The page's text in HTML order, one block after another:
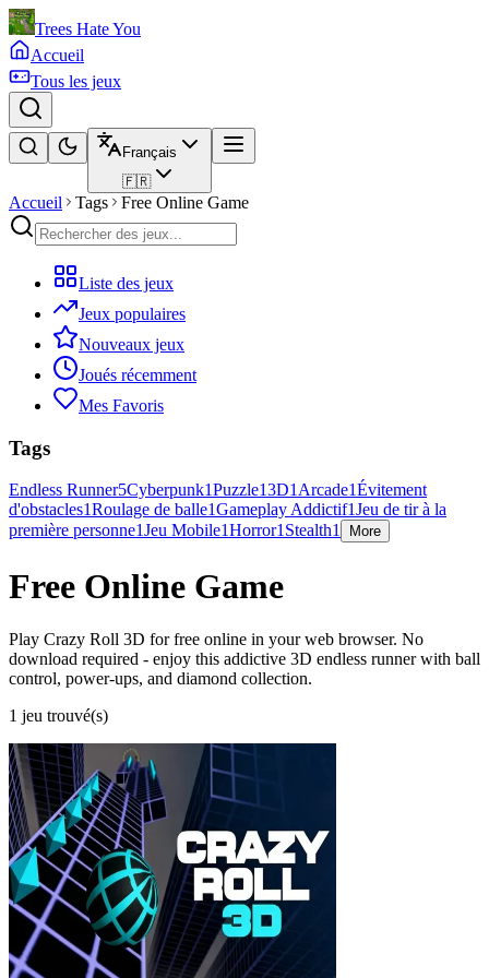
Trees Hate You
Accueil
Tous les jeux
Français
🇫🇷
Accueil Tags Free Online Game
Liste des jeux
Jeux populaires
Nouveaux jeux
Joués récemment
Mes Favoris
Tags
Endless Runner5Cyberpunk1Puzzle13D1Arcade1Évitement
d'obstacles1Roulage de balle1Gameplay Addictif1Jeu de tir à la
première personne1Jeu Mobile1Horror1Stealth1 More
Free Online Game
Play Crazy Roll 3D for free online in your web browser. No
download required - enjoy this addictive 3D endless runner with ball
control, power-ups, and diamond collection.
1 jeu trouvé(s)